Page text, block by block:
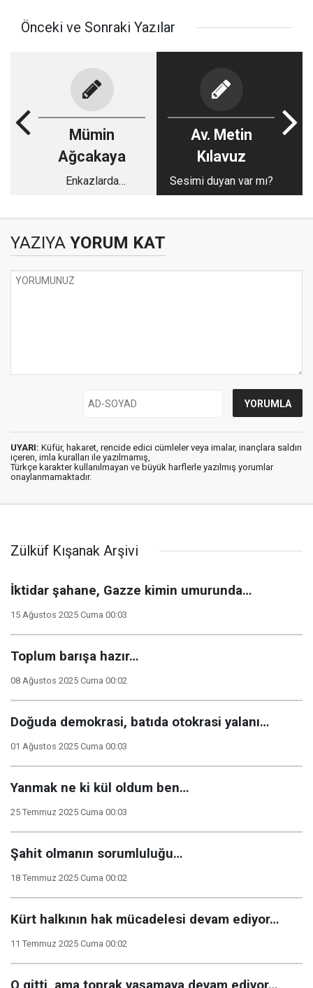
Önceki ve Sonraki Yazılar
Mümin
Ağcakaya
Enkazlarda
Av. Metin
Kılavuz
Sesimi duyan var mı?
YAZIYA YORUM KAT
UYARI: Küfür, hakaret, rencide edici cümleler veya imalar, inançlara saldırı
içeren, imla kuralları ile yazılmamış,
Türkçe karakter kullanılmayan ve büyük harflerle yazılmış yorumlar
onaylanmamaktadır.
Zülküf Kışanak Arşivi
İktidar şahane, Gazze kimin umurunda…
15 Ağustos 2025 Cuma 00:03
Toplum barışa hazır…
08 Ağustos 2025 Cuma 00:02
Doğuda demokrasi, batıda otokrasi yalanı…
01 Ağustos 2025 Cuma 00:03
Yanmak ne ki kül oldum ben…
25 Temmuz 2025 Cuma 00:03
Şahit olmanın sorumluluğu…
18 Temmuz 2025 Cuma 00:02
Kürt halkının hak mücadelesi devam ediyor…
11 Temmuz 2025 Cuma 00:02